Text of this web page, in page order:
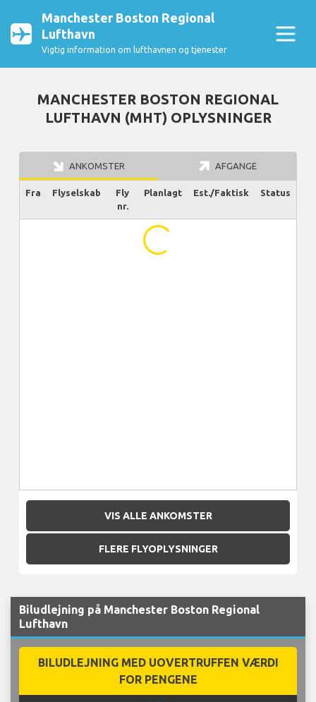
Manchester Boston Regional
Lufthavn
Vigtig information om lufthavnen og tjenester
MANCHESTER BOSTON REGIONAL
LUFTHAVN (MHT) OPLYSNINGER
ANKOMSTER AFGANGE
Fly
nr.
...
VIS ALLE ANKOMSTER
FLERE FLYOPLYSNINGER
Biludlejning på Manchester Boston Regional
Lufthavn
BILUDLEJNING MED UOVERTRUFFEN VÆRDI
FOR PENGENE